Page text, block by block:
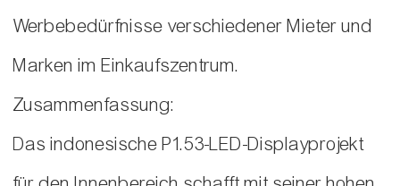
Werbebedürfnisse verschiedener Mieter und
Marken im Einkaufszentrum.
Zusammenfassung:
Das indonesische P1.53-LED-Displayprojekt